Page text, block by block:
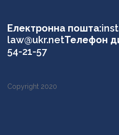
Електронна пошта:
law@ukr.netТелефон
54-21-57
Copyright 2020